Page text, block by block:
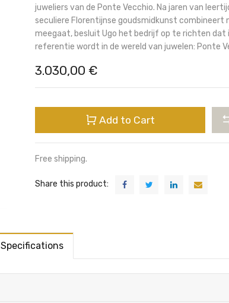
juweliers van de Ponte Vecchio. Na jaren van
seculiere Florentijnse goudsmidkunst combineert
meegaat, besluit Ugo het bedrijf op te richten dat
referentie wordt in de wereld van juwelen: Ponte
3.030,00 €
Add to Cart
Free shipping.
Share this product:
Specifications